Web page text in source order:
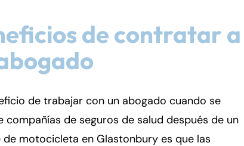
de contratar a
de trabajar con un abogado cuando se
compañías de seguros de salud después de un
de motocicleta en Glastonbury es que las